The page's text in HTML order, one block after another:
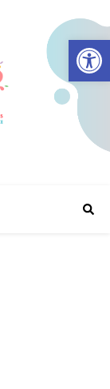
Ouvrir